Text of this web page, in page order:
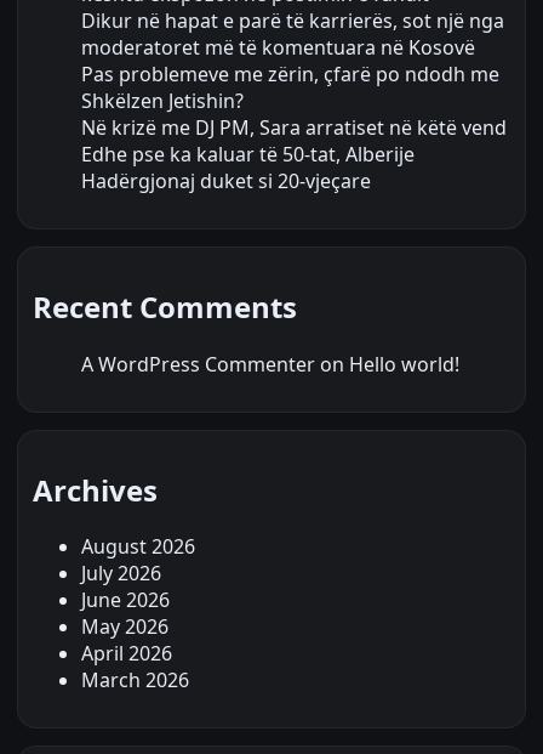
Dikur në hapat e parë të karrierës, sot një nga
moderatoret më të komentuara në Kosovë
Pas problemeve me zërin, çfarë po ndodh me
Shkëlzen Jetishin?
Në krizë me DJ PM, Sara arratiset në këtë vend
Edhe pse ka kaluar të 50-tat, Alberije
Hadërgjonaj duket si 20-vjeçare
Recent Comments
A WordPress Commenter on Hello world!
Archives
August 2026
July 2026
June 2026
May 2026
April 2026
March 2026